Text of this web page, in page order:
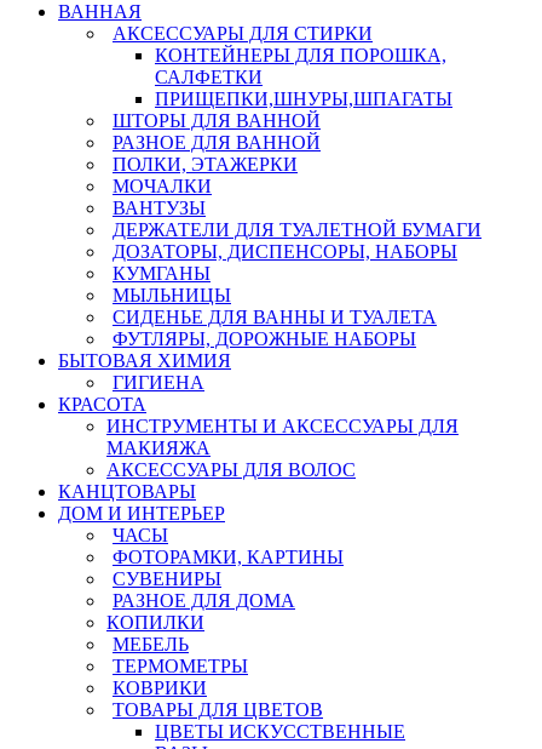
ВАННАЯ
АКСЕССУАРЫ ДЛЯ СТИРКИ
КОНТЕЙНЕРЫ ДЛЯ ПОРОШКА,
САЛФЕТКИ
ПРИЩЕПКИ,ШНУРЫ,ШПАГАТЫ
ШТОРЫ ДЛЯ ВАННОЙ
РАЗНОЕ ДЛЯ ВАННОЙ
ПОЛКИ, ЭТАЖЕРКИ
МОЧАЛКИ
ВАНТУЗЫ
ДЕРЖАТЕЛИ ДЛЯ ТУАЛЕТНОЙ БУМАГИ
ДОЗАТОРЫ, ДИСПЕНСОРЫ, НАБОРЫ
КУМГАНЫ
МЫЛЬНИЦЫ
СИДЕНЬЕ ДЛЯ ВАННЫ И ТУАЛЕТА
ФУТЛЯРЫ, ДОРОЖНЫЕ НАБОРЫ
БЫТОВАЯ ХИМИЯ
ГИГИЕНА
КРАСОТА
ИНСТРУМЕНТЫ И АКСЕССУАРЫ ДЛЯ
МАКИЯЖА
АКСЕССУАРЫ ДЛЯ ВОЛОС
КАНЦТОВАРЫ
ДОМ И ИНТЕРЬЕР
ЧАСЫ
ФОТОРАМКИ, КАРТИНЫ
СУВЕНИРЫ
РАЗНОЕ ДЛЯ ДОМА
КОПИЛКИ
МЕБЕЛЬ
ТЕРМОМЕТРЫ
КОВРИКИ
ТОВАРЫ ДЛЯ ЦВЕТОВ
ЦВЕТЫ ИСКУССТВЕННЫЕ